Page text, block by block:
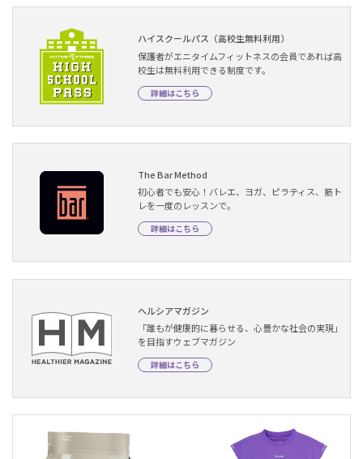
ハイスクールパス（高校生無料利用）
保護者がエニタイムフィットネスの会員であれば高
校生は無料利用できる制度です。
詳細はこちら
The Bar Method
初心者でも安心！バレエ、ヨガ、ピラティス、筋ト
レを一度のレッスンで。
詳細はこちら
ヘルシアマガジン
「誰もが健康的に暮らせる、心豊かな社会の実現」
を目指すウェブマガジン
詳細はこちら